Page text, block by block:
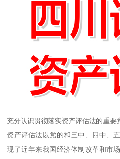
充分认识贯彻落实资产评估法的重要
资产评估法以党的和三中、四中、
现了近年来我国经济体制改革和市